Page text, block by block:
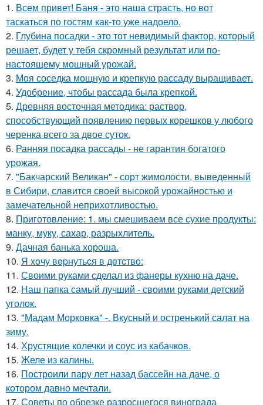
1. Всем привет! Баня - это наша страсть, но вот
таскаться по гостям как-то уже надоело.
2. Глубина посадки - это тот невидимый фактор, который
решает, будет у тебя скромный результат или по-
настоящему мощный урожай.
3. Моя соседка мощную и крепкую рассаду выращивает.
4. Удобрение, чтобы рассада была крепкoй.
5. Древняя восточная методика: раствор,
способствующий появлению первых корешков у любого
черенка всего за двое суток.
6. Ранняя посадка рассады - не гарантия богатого
урожая.
7. "Бакчарский Великан" - сорт жимолости, выведенный
в Сибири, славится своей высокой урожайностью и
замечательной неприхотливостью.
8. Приготовление: 1. мы смешиваем все сухие продукты:
манку, муку, сахар, разрыхлитель.
9. Дачная банька хороша.
10. Я xoчу вepнутьcя в дeтcтвo:
11. Своими руками сделал из фанеры кухню на даче.
12. Наш папка самый лучший - своими руками детский
уголок.
13. "Мадам Морковка" -. Вкусный и остренький салат на
зиму.
14. Хрустящие колечки и соус из кабачков.
15. Желе из калины.
16. Построили пару лет назад бассейн на даче, о
котором давно мечтали.
17. Советы по обрезке разросшегося винограда